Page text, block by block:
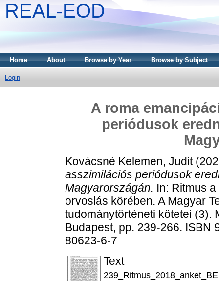
REAL-EOD
Home About Browse by Year Browse by Subject
Login
A roma
periódusok
Kovácsné Kelemen, Judit
asszimilációs periódusok
Magyarországán. In: Ritmus
orvoslás körében. A Magyar
tudománytörténeti kötetei (3).
Budapest, pp. 239-266. ISBN
80623-6-7
Text